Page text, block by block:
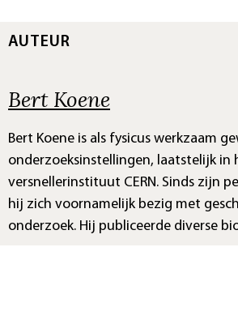
AUTEUR
Bert Koene
Bert Koene is als fysicus werkzaam
onderzoeksinstellingen, laatstelijk in
versnellerinstituut CERN. Sinds zijn
hij zich voornamelijk bezig met
onderzoek. Hij publiceerde diverse